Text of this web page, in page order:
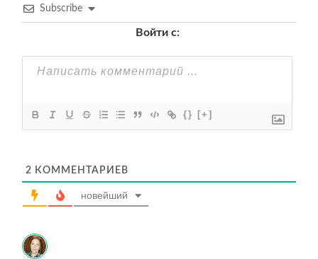
Subscribe
Войти с:
{} [+]
2 КОММЕНТАРИЕВ
новейший